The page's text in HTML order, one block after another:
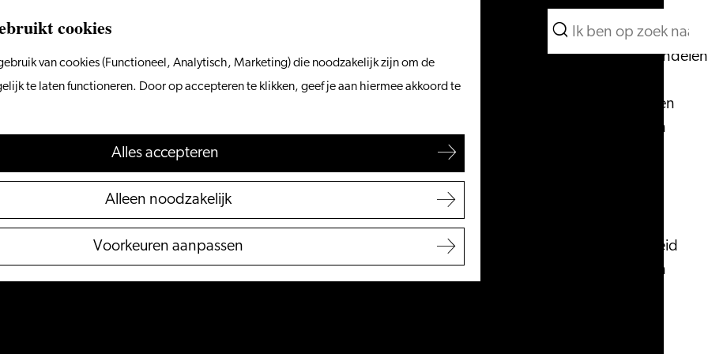
cookies
van cookies (Functioneel, Analytisch, Marketing) die noodzakelijk zijn om de
te laten functioneren. Door op accepteren te klikken, geef je aan hiermee akkoord te
Alles accepteren
Alleen noodzakelijk
Voorkeuren aanpassen
Menu
Zoeken
Wat te doen
Vanaf het water
Fietsen & wandelen
Eten & drinken
Met kinderen
Bereikbaarheid
Overnachten
Zoeken